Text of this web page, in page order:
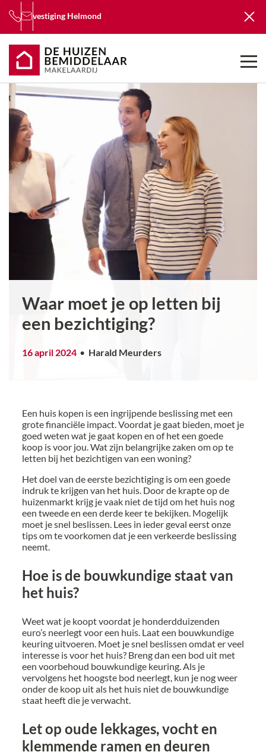
vestiging Helmond
Waar moet je op letten bij
een bezichtiging?
16 april 2024 Harald Meurders
Een huis kopen is een ingrijpende beslissing met een
grote financiële impact. Voordat je gaat bieden, moet je
goed weten wat je gaat kopen en of het een goede
koop is voor jou. Wat zijn belangrijke zaken om op te
letten bij het bezichtigen van een woning?
Het doel van de eerste bezichtiging is om een goede
indruk te krijgen van het huis. Door de krapte op de
huizenmarkt krijg je vaak niet de tijd om het huis nog
een tweede en een derde keer te bekijken. Mogelijk
moet je snel beslissen. Lees in ieder geval eerst onze
tips om te voorkomen dat je een verkeerde beslissing
neemt.
Hoe is de bouwkundige staat van
het huis?
Weet wat je koopt voordat je honderdduizenden
euro’s neerlegt voor een huis. Laat een bouwkundige
keuring uitvoeren. Moet je snel beslissen omdat er veel
interesse is voor het huis? Breng dan een bod uit met
een voorbehoud bouwkundige keuring. Als je
vervolgens het hoogste bod neerlegt, kun je nog weer
onder de koop uit als het huis niet de bouwkundige
staat heeft die je verwacht.
Let op oude lekkages, vocht en
klemmende ramen en deuren